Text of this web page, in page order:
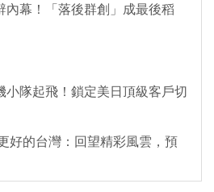
內幕！「落後群創」成最後稻
小隊起飛！鎖定美日頂級客戶切
好的台灣：回望精彩風雲，預